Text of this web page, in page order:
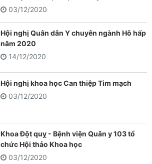
03/12/2020
Hội nghị Quân dân Y chuyên ngành Hô hấp
năm 2020
14/12/2020
Hội nghị khoa học Can thiệp Tim mạch
03/12/2020
Khoa Đột quỵ - Bệnh viện Quân y 103 tổ
chức Hội thảo Khoa học
03/12/2020